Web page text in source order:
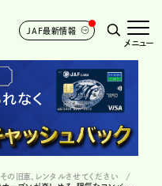
JAF最新情報
メニュー
その旧車、レンタルさせてください